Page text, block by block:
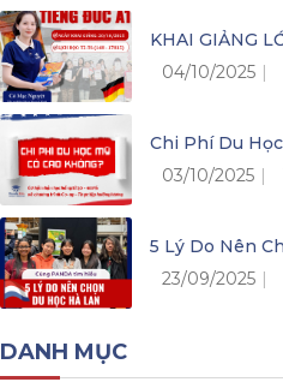
KHAI GIẢNG
04/10/2025
Chi Phí Du
03/10/2025
5 Lý Do Nên
23/09/2025
DANH MỤC